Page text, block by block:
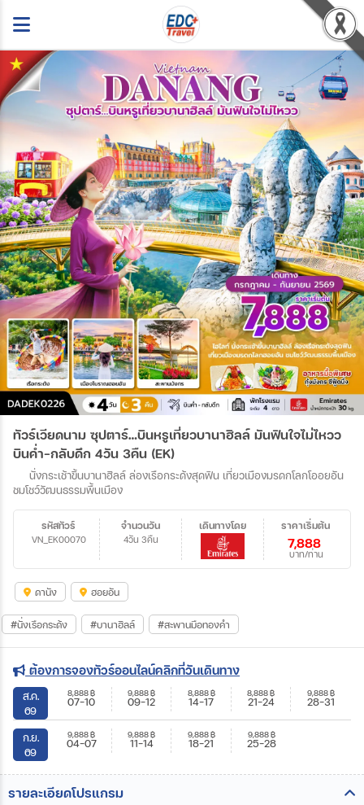
ทัวร์เวียดนาม ซุปตาร์…บินหรูเที่ยวบานาฮิลล์ มันฟินใจไม่ไหวว
บินค่ำ-กลับดึก 4วัน 3คืน (EK)
นั่งกระเช้าขิ้นบานาฮิลล์ ล่องเรือกระด้งสุดฟิน เที่ยวเมืองมรดกโลกโออยอัน
ชมโชว์วัฒนธรรมพื้นเมือง
รหัสทัวร์
VN_EK00070
จำนวนวัน
4วัน 3คืน
ราคาเริ่มต้น
7,888
บาท/ท่าน
เดินทางโดย
ดานัง ฮอยอัน
#นั่งเรือกระด้ง #บานาฮิลล์ #สะพานมือทองคำ
ต้องการจองทัวร์ออนไลน์คลิกที่วันเดินทาง
ส.ค.
69
8,888฿
07-10
9,888฿
09-12
8,888฿
14-17
8,888฿
21-24
9,888฿
28-31
ก.ย.
69
9,888฿
04-07
9,888฿
11-14
9,888฿
18-21
9,888฿
25-28
รายละเอียดโปรแกรม